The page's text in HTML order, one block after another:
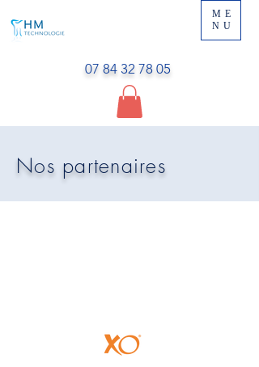
ME
NU
07 84 32 78 05
Nos partenaires